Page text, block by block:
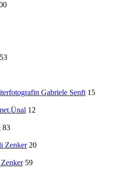
53
Gabriele Senft 15
12
83
Zenker 20
59